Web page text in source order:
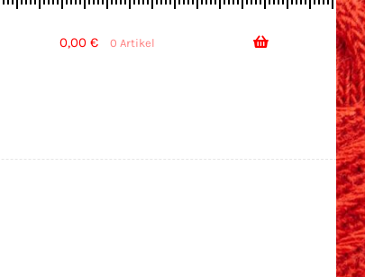
0,00€ 0 Artikel